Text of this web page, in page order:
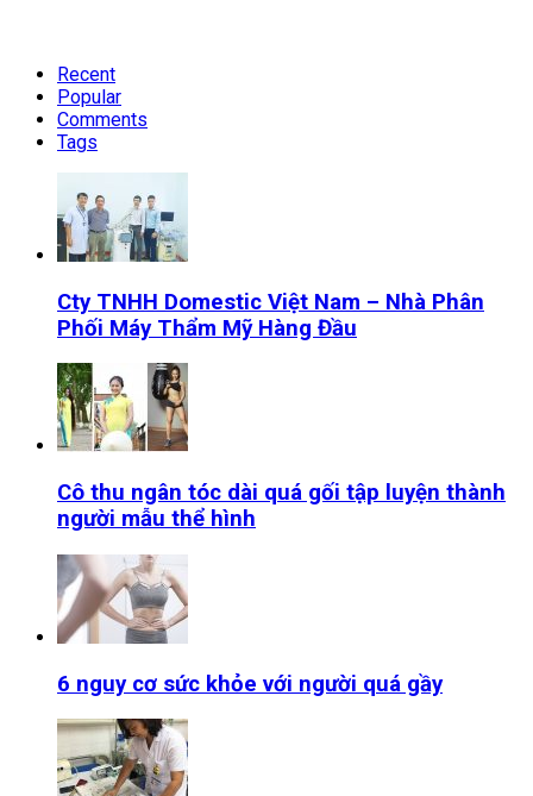
Recent
Popular
Comments
Tags
Cty TNHH Domestic Việt Nam – Nhà Phân
Phối Máy Thẩm Mỹ Hàng Đầu
Cô thu ngân tóc dài quá gối tập luyện thành
người mẫu thể hình
6 nguy cơ sức khỏe với người quá gầy